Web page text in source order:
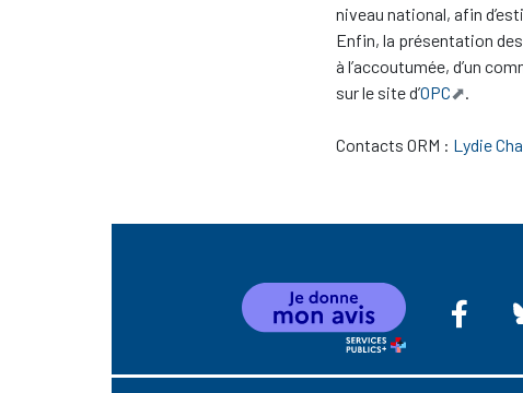
niveau national, afin
Enfin, la présentation
à l’accoutumée, d’un
sur le site d’OPC .
Contacts ORM : Lydie